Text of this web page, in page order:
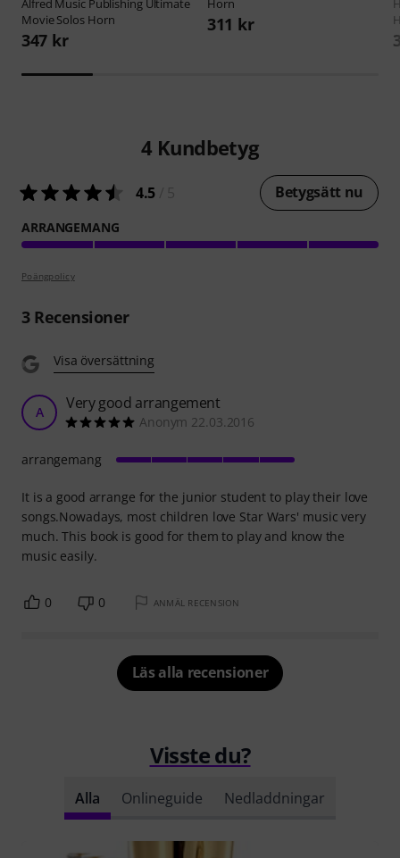
Alfred Music Publishing Ultimate
Movie Solos Horn
347 kr
Horn
311 kr
4 Kundbetyg
4.5 Betygsätt nu
ARRANGEMANG
Poängpolicy
3Recensioner
Visa översättning
A Very good arrangement
Anonym 22.03.2016
It is a good arrange for the junior student to play their love
songs.Nowadays, most children love Star Wars' music very
much. This book is good for them to play and know the
music easily.
arrangemang
0 0 ANMÄL RECENSION
Läs alla recensioner
Visste du?
Alla Onlineguide Nedladdningar